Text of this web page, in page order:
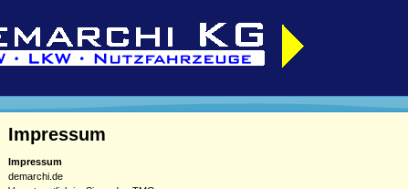
Impressum
Impressum
demarchi.de